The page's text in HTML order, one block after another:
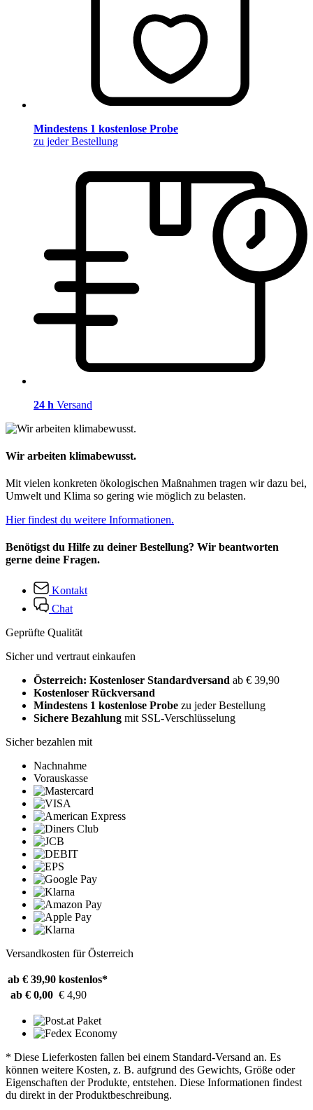
Mindestens 1 kostenlose Probe
zu jeder Bestellung
24 h Versand
Wir arbeiten klimabewusst.
Mit vielen konkreten ökologischen Maßnahmen tragen wir dazu bei,
Umwelt und Klima so gering wie möglich zu belasten.
Hier findest du weitere Informationen.
Benötigst du Hilfe zu deiner Bestellung? Wir beantworten
gerne deine Fragen.
Kontakt
Chat
Geprüfte Qualität
Sicher und vertraut einkaufen
Österreich: Kostenloser Standardversand ab € 39,90
Kostenloser Rückversand
Mindestens 1 kostenlose Probe zu jeder Bestellung
Sichere Bezahlung mit SSL-Verschlüsselung
Sicher bezahlen mit
Nachnahme
Vorauskasse
Versandkosten für Österreich
ab € 39,90 kostenlos*
ab € 0,00 € 4,90
* Diese Lieferkosten fallen bei einem Standard-Versand an. Es
können weitere Kosten, z. B. aufgrund des Gewichts, Größe oder
Eigenschaften der Produkte, entstehen. Diese Informationen findest
du direkt in der Produktbeschreibung.